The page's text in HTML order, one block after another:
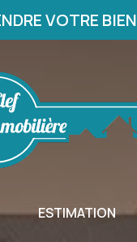
VOTRE BIEN
ESTIMATION